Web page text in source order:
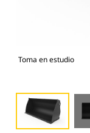
Toma en estudio